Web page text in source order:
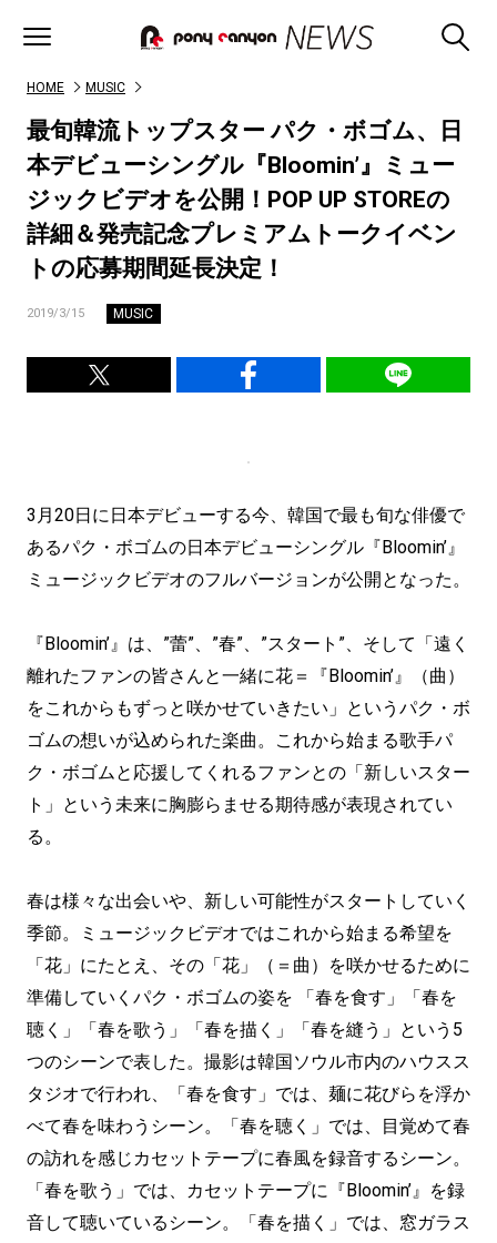
HOME MUSIC
最旬韓流トップスター パク・ボゴム、日
本デビューシングル『Bloomin’』ミュー
ジックビデオを公開！POP UP STOREの
詳細＆発売記念プレミアムトークイベン
トの応募期間延長決定！
2019/3/15 MUSIC
3月20日に日本デビューする今、韓国で最も旬な俳優で
あるパク・ボゴムの日本デビューシングル『Bloomin’』
ミュージックビデオのフルバージョンが公開となった。
『Bloomin’』は、”蕾”、”春”、”スタート”、そして「遠く
離れたファンの皆さんと一緒に花＝『Bloomin’』（曲）
をこれからもずっと咲かせていきたい」というパク・ボ
ゴムの想いが込められた楽曲。これから始まる歌手パ
ク・ボゴムと応援してくれるファンとの「新しいスター
ト」という未来に胸膨らませる期待感が表現されてい
る。
春は様々な出会いや、新しい可能性がスタートしていく
季節。ミュージックビデオではこれから始まる希望を
「花」にたとえ、その「花」（＝曲）を咲かせるために
準備していくパク・ボゴムの姿を 「春を食す」「春を
聴く」「春を歌う」「春を描く」「春を縫う」という5
つのシーンで表した。撮影は韓国ソウル市内のハウスス
タジオで行われ、「春を食す」では、麺に花びらを浮か
べて春を味わうシーン。「春を聴く」では、目覚めて春
の訪れを感じカセットテープに春風を録音するシーン。
「春を歌う」では、カセットテープに『Bloomin’』を録
音して聴いているシーン。「春を描く」では、窓ガラス